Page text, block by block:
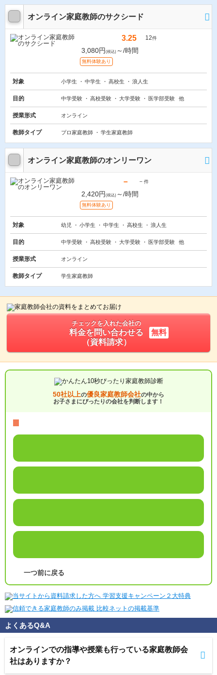
オンライン家庭教師のサクシード
3.25 12件
3,080円 (税込) ～/時間
無料体験あり
対象 小学生 中学生 高校生 浪人生
目的 中学受験 高校受験 大学受験 医学部受験 他
授業形式 オンライン
教師タイプ プロ家庭教師 学生家庭教師
オンライン家庭教師のオンリーワン
－ － 件
2,420円 (税込) ～/時間
無料体験あり
対象 幼児 小学生 中学生 高校生 浪人生
目的 中学受験 高校受験 大学受験 医学部受験 他
授業形式 オンライン
教師タイプ 学生家庭教師
チェックを入れた会社の
料金を問い合わせる
（資料請求）
無料
50社以上の優良家庭教師会社の中から
お子さまにぴったりの会社を判断します！
一つ前に戻る
よくあるQ&A
オンラインでの指導や授業も行っている家庭教師会
社はありますか？